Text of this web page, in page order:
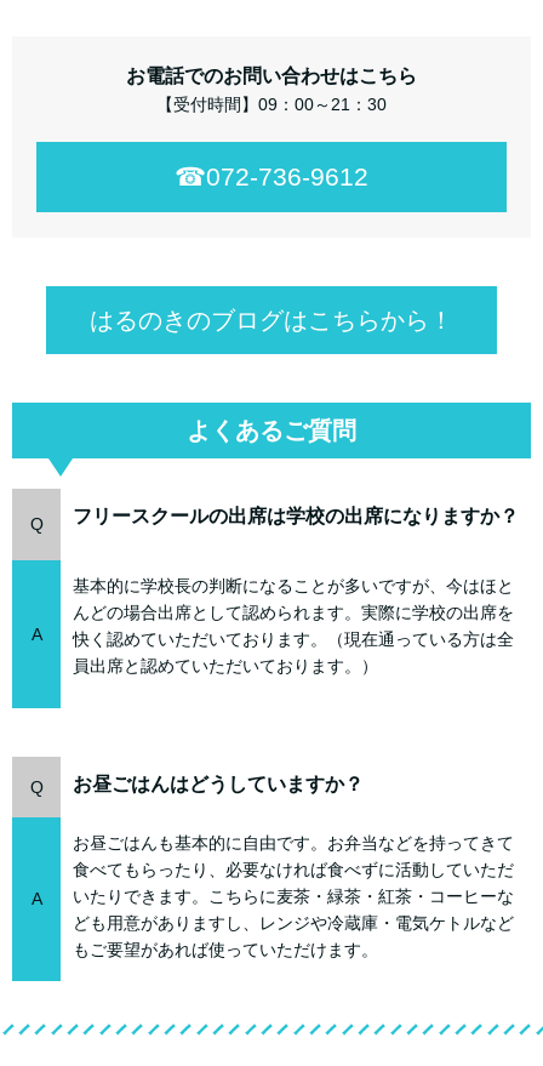
お電話でのお問い合わせはこちら
【受付時間】09：00～21：30
☎︎072-736-9612
はるのきのブログはこちらから！
よくあるご質問
Q フリースクールの出席は学校の出席になりますか？
A
基本的に学校長の判断になることが多いですが、今はほと
んどの場合出席として認められます。実際に学校の出席を
快く認めていただいております。（現在通っている方は全
員出席と認めていただいております。）
Q お昼ごはんはどうしていますか？
A
お昼ごはんも基本的に自由です。お弁当などを持ってきて
食べてもらったり、必要なければ食べずに活動していただ
いたりできます。こちらに麦茶・緑茶・紅茶・コーヒーな
ども用意がありますし、レンジや冷蔵庫・電気ケトルなど
もご要望があれば使っていただけます。